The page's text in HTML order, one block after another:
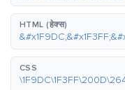
HTML (हेक्स)
CSS